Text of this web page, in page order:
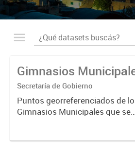
Gimnasios
Secretaría de Gobierno
Puntos georreferenciados de
Gimnasios Municipales que se